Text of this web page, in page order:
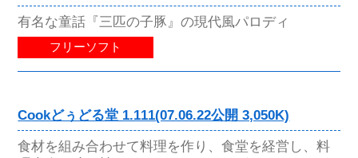
有名な童話『三匹の子豚』の現代風パロディ
フリーソフト
Cookどぅどる堂 1.111(07.06.22公開 3,050K)
食材を組み合わせて料理を作り、食堂を経営し、料